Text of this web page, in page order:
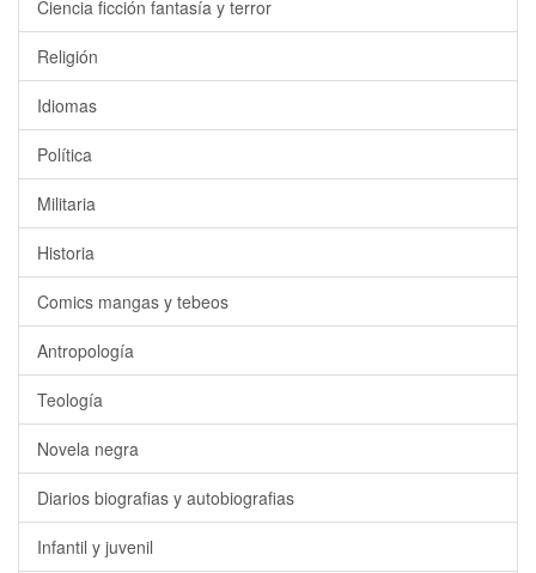
Ciencia ficción fantasía y terror
Religión
Idiomas
Política
Militaria
Historia
Comics mangas y tebeos
Antropología
Teología
Novela negra
Diarios biografias y autobiografias
Infantil y juvenil